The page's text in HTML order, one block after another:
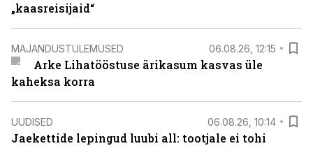
„kaasreisijaid“
MAJANDUSTULEMUSED 06.08.26, 12:15
Arke Lihatööstuse ärikasum kasvas üle
kaheksa korra
UUDISED 06.08.26, 10:14
Jaekettide lepingud luubi all: tootjale ei tohi